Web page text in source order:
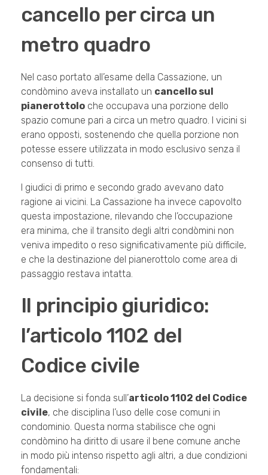
cancello per circa un
metro quadro
Nel caso portato all’esame della Cassazione, un
condòmino aveva installato un cancello sul
pianerottolo che occupava una porzione dello
spazio comune pari a circa un metro quadro. I vicini si
erano opposti, sostenendo che quella porzione non
potesse essere utilizzata in modo esclusivo senza il
consenso di tutti.
I giudici di primo e secondo grado avevano dato
ragione ai vicini. La Cassazione ha invece capovolto
questa impostazione, rilevando che l’occupazione
era minima, che il transito degli altri condòmini non
veniva impedito o reso significativamente più difficile,
e che la destinazione del pianerottolo come area di
passaggio restava intatta.
Il principio giuridico:
l’articolo 1102 del
Codice civile
La decisione si fonda sull’articolo 1102 del Codice
civile, che disciplina l’uso delle cose comuni in
condominio. Questa norma stabilisce che ogni
condòmino ha diritto di usare il bene comune anche
in modo più intenso rispetto agli altri, a due condizioni
fondamentali: